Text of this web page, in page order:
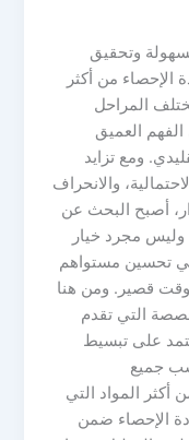
وتحقيق
من أكثر
المراحل
الفهم العميق
ومع تزايد
والانحراف
أصبح البحث عن
مجرد خيار
تحسين مستواهم
قصير. ومن هنا
التي تقدم
على تبسيط
جميع
أكثر المواد التي
الإحصاء ضمن